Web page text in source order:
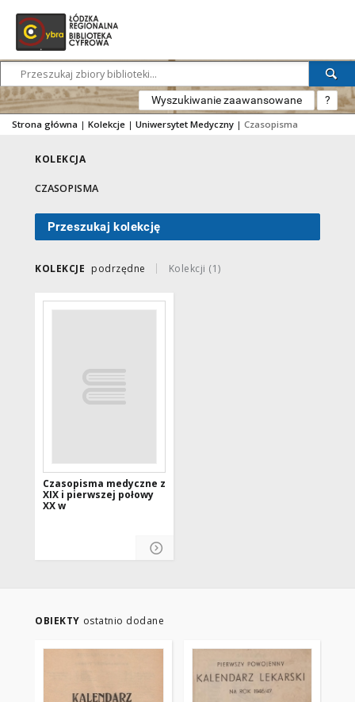
Wyszukiwanie zaawansowane ?
Strona główna | Kolekcje | Uniwersytet Medyczny | Czasopisma
KOLEKCJA
CZASOPISMA
Przeszukaj kolekcję
KOLEKCJE podrzędne Kolekcji (1)
Czasopisma medyczne z
XIX i pierwszej połowy
XX w
OBIEKTY ostatnio dodane